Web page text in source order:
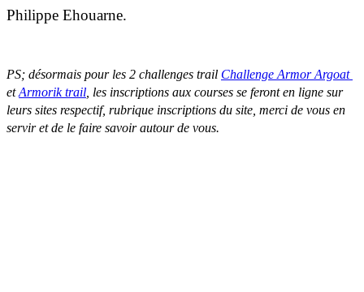
Philippe Ehouarne.
PS; désormais pour les 2 challenges trail Challenge Armor Argoat
etArmorik trail , les inscriptions aux courses se feront en ligne sur
leurs sites respectif, rubrique inscriptions du site, merci de vous en
servir et de le faire savoir autour de vous.